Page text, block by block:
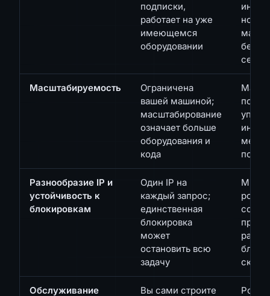
подписки,
работает на уже
имеющемся
оборудовании
но
без
Масштабируемость
Ограничена
вашей машиной;
масштабирование
означает больше
оборудования и
кода
по
мере
Разнообразие IP и
устойчивость к
блокировкам
Один IP на
каждый запрос;
единственная
блокировка
может
остановить всю
задачу
Обслуживание Вы сами строите